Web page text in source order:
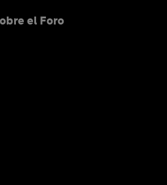
el Foro